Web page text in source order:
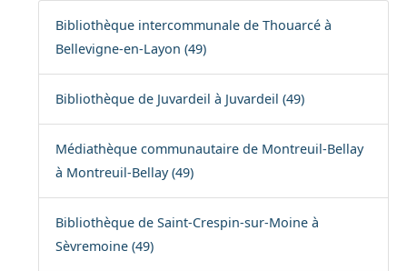
Bibliothèque intercommunale de Thouarcé à
Bellevigne-en-Layon (49)
Bibliothèque de Juvardeil à Juvardeil (49)
Médiathèque communautaire de Montreuil-Bellay
à Montreuil-Bellay (49)
Bibliothèque de Saint-Crespin-sur-Moine à
Sèvremoine (49)